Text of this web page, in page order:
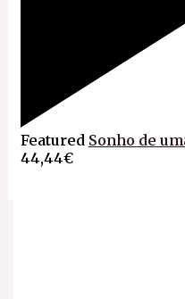
Featured Sonho de
44,44€